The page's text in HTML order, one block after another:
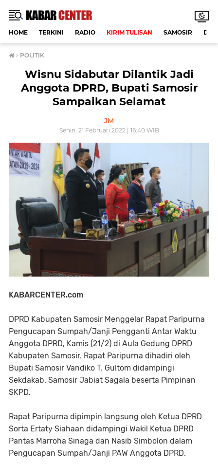
HOME TERKINI RADIO KIRIM TULISAN SAMOSIR
› POLITIK
Wisnu Sidabutar Dilantik Jadi
Anggota DPRD, Bupati Samosir
Sampaikan Selamat
JM
Senin, 21 Februari 2022 | 16:40 WIB
KABARCENTER.com
DPRD Kabupaten Samosir Menggelar Rapat Paripurna
Pengucapan Sumpah/Janji Pengganti Antar Waktu
Anggota DPRD, Kamis (21/2) di Aula Gedung DPRD
Kabupaten Samosir. Rapat Paripurna dihadiri oleh
Bupati Samosir Vandiko T. Gultom didampingi
Sekdakab. Samosir Jabiat Sagala beserta Pimpinan
SKPD.
Rapat Paripurna dipimpin langsung oleh Ketua DPRD
Sorta Ertaty Siahaan didampingi Wakil Ketua DPRD
Pantas Marroha Sinaga dan Nasib Simbolon dalam
Pengucapan Sumpah/Janji PAW Anggota DPRD.